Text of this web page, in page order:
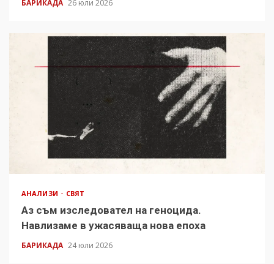
БАРИКАДА 26 юли 2026
АНАЛИЗИ СВЯТ
Аз съм изследовател на геноцида.
Навлизаме в ужасяваща нова епоха
БАРИКАДА 24 юли 2026